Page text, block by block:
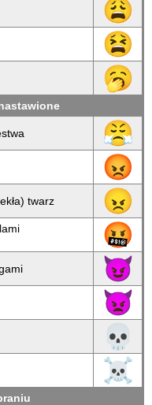
😩
😫
🥱
😤
😡
twarz 😠
🤬
😈
👿
💀
☠